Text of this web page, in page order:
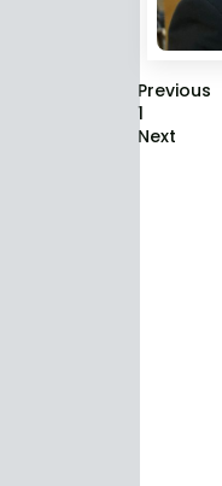
Previous
1
Next